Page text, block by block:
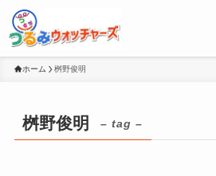
ホーム 桝野俊明
桝野俊明 – tag –